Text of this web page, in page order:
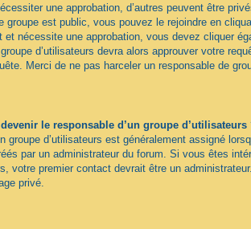
une approbation, d’autres peuvent être
groupe est public, vous pouvez le rejoindre en
et nécessite une approbation, vous devez cliquer
d’utilisateurs devra alors approuver votre
Merci de ne pas harceler un responsable de
le responsable d’un groupe d’utilisateurs
groupe d’utilisateurs est généralement assigné
par un administrateur du forum. Si vous êtes
votre premier contact devrait être un
privé.